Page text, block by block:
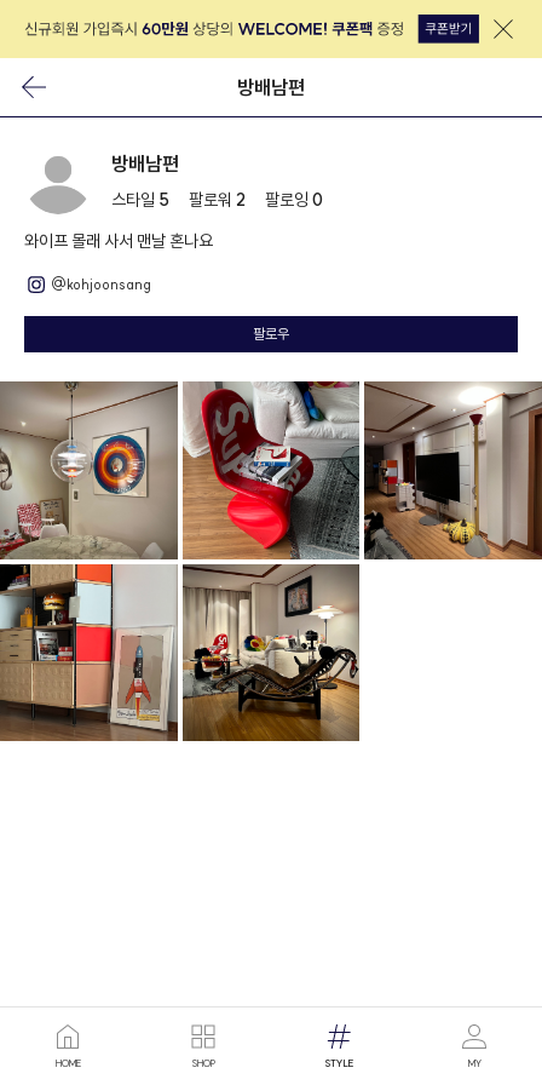
방배남편
방배남편
스타일 5 팔로워 2 팔로잉 0
와이프 몰래 사서 맨날 혼나요
@kohjoonsang
팔로우
HOME SHOP STYLE MY